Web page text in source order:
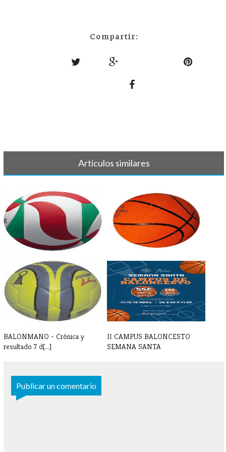
Compartir:
Artículos similares
VOLEIBOL - Crónica y
resultados 7-8[...]
BALONCESTO - Crónicas y
resultados [...]
BALONMANO - Crónica y
resultado 7 d[...]
II CAMPUS BALONCESTO
SEMANA SANTA
Publicar un comentario